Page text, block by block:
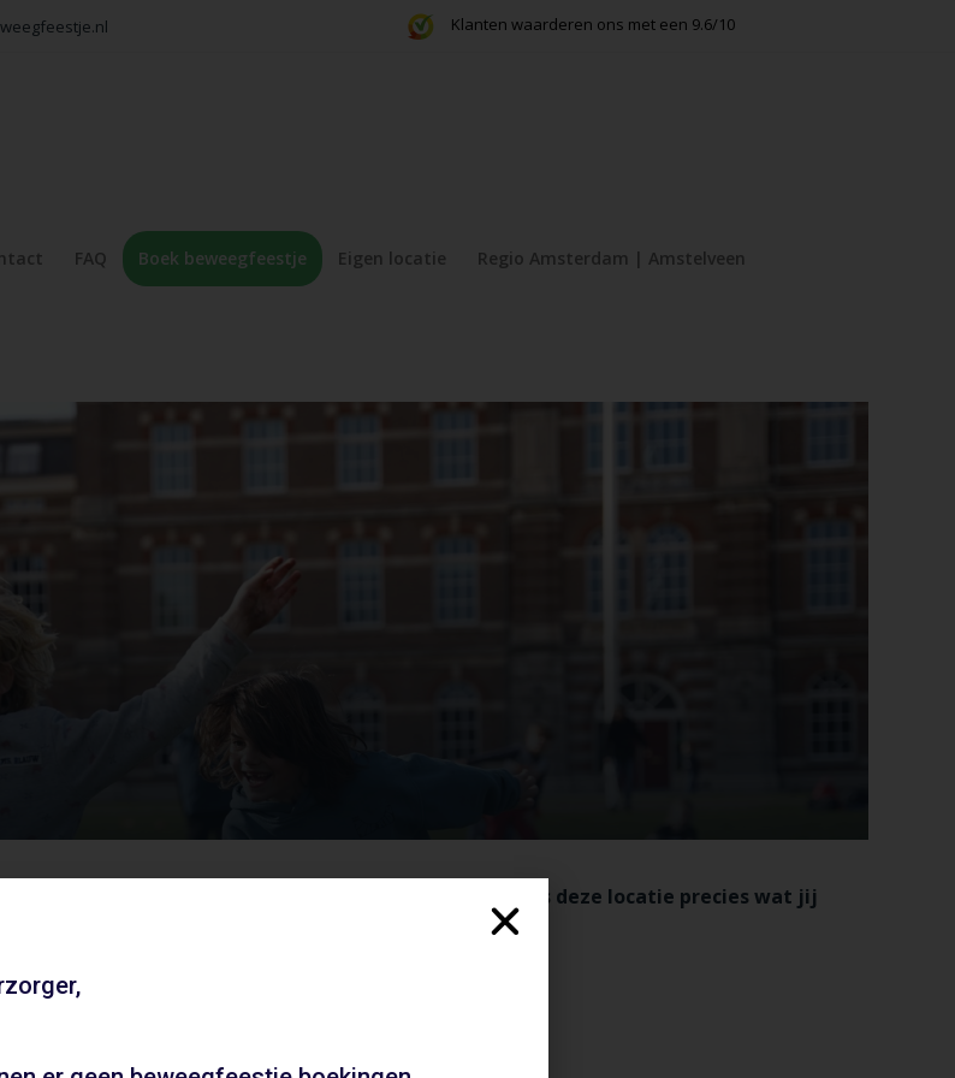
Klanten waarderen ons met een 9.6/10
FAQ Boek beweegfeestje Eigen locatie Regio Amsterdam | Amstelveen
Met de keuze uit verschillende beweegfeestjes is deze locatie precies wat jij